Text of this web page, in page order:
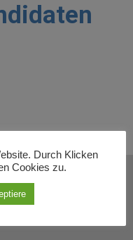
Durch Klicken
Cookies zu.